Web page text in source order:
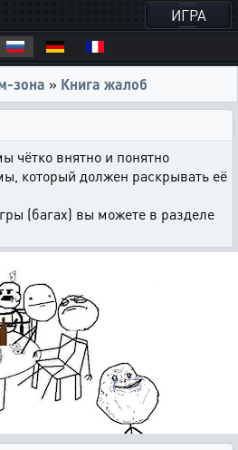
ИГРА
зона » Книга жалоб
чётко внятно и понятно
который должен раскрывать её
(багах) вы можете в разделе